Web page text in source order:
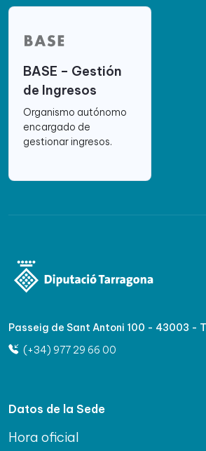
BASE – Gestión
de Ingresos
Organismo autónomo
encargado de
gestionar ingresos.
Passeig de Sant Antoni 100 - 43003 -
(+34) 977 29 66 00
Datos de la Sede
Hora oficial